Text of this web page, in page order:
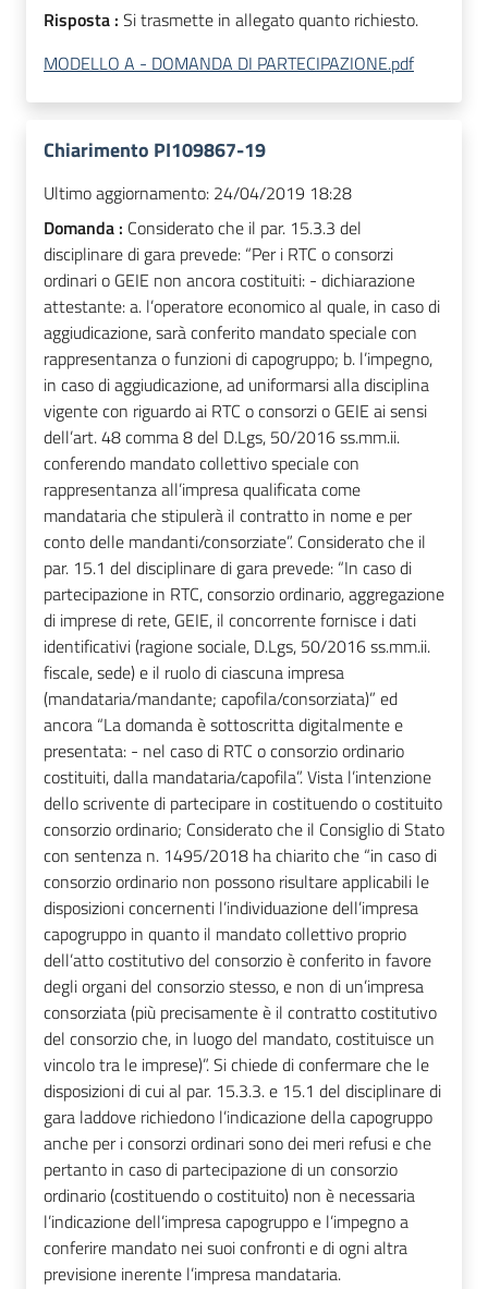
Risposta : Si trasmette in allegato quanto richiesto.
MODELLO A - DOMANDA DI PARTECIPAZIONE.pdf
Chiarimento PI109867-19
Ultimo aggiornamento: 24/04/2019 18:28
Domanda : Considerato che il par. 15.3.3 del
disciplinare di gara prevede: “Per i RTC o consorzi
ordinari o GEIE non ancora costituiti: - dichiarazione
attestante: a. l’operatore economico al quale, in caso di
aggiudicazione, sarà conferito mandato speciale con
rappresentanza o funzioni di capogruppo; b. l’impegno,
in caso di aggiudicazione, ad uniformarsi alla disciplina
vigente con riguardo ai RTC o consorzi o GEIE ai sensi
dell’art. 48 comma 8 del D.Lgs, 50/2016 ss.mm.ii.
conferendo mandato collettivo speciale con
rappresentanza all’impresa qualificata come
mandataria che stipulerà il contratto in nome e per
conto delle mandanti/consorziate”. Considerato che il
par. 15.1 del disciplinare di gara prevede: “In caso di
partecipazione in RTC, consorzio ordinario, aggregazione
di imprese di rete, GEIE, il concorrente fornisce i dati
identificativi (ragione sociale, D.Lgs, 50/2016 ss.mm.ii.
fiscale, sede) e il ruolo di ciascuna impresa
(mandataria/mandante; capofila/consorziata)” ed
ancora “La domanda è sottoscritta digitalmente e
presentata: - nel caso di RTC o consorzio ordinario
costituiti, dalla mandataria/capofila”. Vista l’intenzione
dello scrivente di partecipare in costituendo o costituito
consorzio ordinario; Considerato che il Consiglio di Stato
con sentenza n. 1495/2018 ha chiarito che “in caso di
consorzio ordinario non possono risultare applicabili le
disposizioni concernenti l’individuazione dell’impresa
capogruppo in quanto il mandato collettivo proprio
dell’atto costitutivo del consorzio è conferito in favore
degli organi del consorzio stesso, e non di un’impresa
consorziata (più precisamente è il contratto costitutivo
del consorzio che, in luogo del mandato, costituisce un
vincolo tra le imprese)”. Si chiede di confermare che le
disposizioni di cui al par. 15.3.3. e 15.1 del disciplinare di
gara laddove richiedono l’indicazione della capogruppo
anche per i consorzi ordinari sono dei meri refusi e che
pertanto in caso di partecipazione di un consorzio
ordinario (costituendo o costituito) non è necessaria
l’indicazione dell’impresa capogruppo e l’impegno a
conferire mandato nei suoi confronti e di ogni altra
previsione inerente l’impresa mandataria.